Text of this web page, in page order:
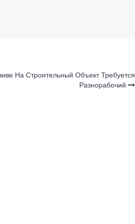
На Строительный Объект Требуется
Разнорабочий